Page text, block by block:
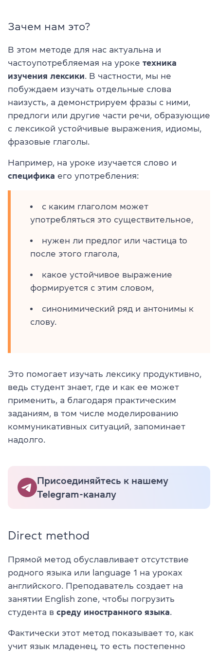
Зачем нам это?
В этом методе для нас актуальна и
частоупотребляемая на уроке техника
изучения лексики. В частности, мы не
побуждаем изучать отдельные слова
наизусть, а демонстрируем фразы с ними,
предлоги или другие части речи, образующие
с лексикой устойчивые выражения, идиомы,
фразовые глаголы.
Например, на уроке изучается слово и
специфика его употребления:
с каким глаголом может
употребляться это существительное,
нужен ли предлог или частица to
после этого глагола,
какое устойчивое выражение
формируется с этим словом,
синонимический ряд и антонимы к
слову.
Это помогает изучать лексику продуктивно,
ведь студент знает, где и как ее может
применить, а благодаря практическим
заданиям, в том числе моделированию
коммуникативных ситуаций, запоминает
надолго.
Присоединяйтесь к нашему
Telegram-каналу
Direct method
Прямой метод обуславливает отсутствие
родного языка или language 1 на уроках
английского. Преподаватель создает на
занятии English zone, чтобы погрузить
студента в среду иностранного языка.
Фактически этот метод показывает то, как
учит язык младенец, то есть постепенно